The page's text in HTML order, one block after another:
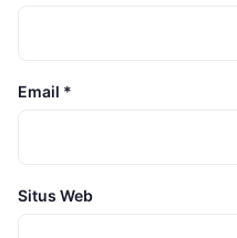
Email *
Situs Web